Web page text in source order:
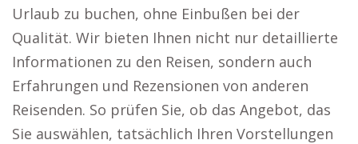
Urlaub zu buchen, ohne Einbußen bei der
Qualität. Wir bieten Ihnen nicht nur detaillierte
Informationen zu den Reisen, sondern auch
Erfahrungen und Rezensionen von anderen
Reisenden. So prüfen Sie, ob das Angebot, das
Sie auswählen, tatsächlich Ihren Vorstellungen